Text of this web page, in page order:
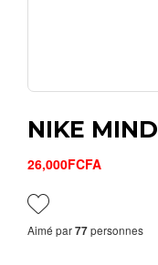
NIKE MIND
26,000FCFA
Aimé par77personnes